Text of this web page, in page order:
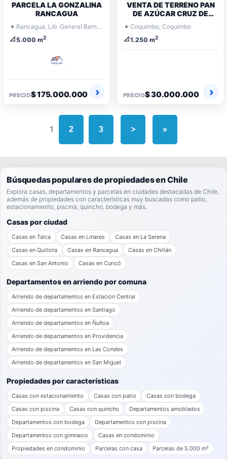
PARCELA LA GONZALINA
RANCAGUA
⌖
Rancagua, Lib. General Bernardo O'Higgins
📐5.000 m2
PRECIO$ 175.000.000
VENTA DE TERRENO PAN
DE AZÚCAR CRUZ DE
CAÑAS
⌖ Coquimbo, Coquimbo
📐1.250 m2
PRECIO$ 30.000.000
1 2 3 > »
Búsquedas populares de propiedades en Chile
Explora casas, departamentos y parcelas en ciudades destacadas de Chile,
además de propiedades con características muy buscadas como patio,
estacionamiento, piscina, quincho, bodega y más.
Casas por ciudad
Casas en Talca Casas en Linares
Casas en La Serena
Casas en Quillota
Casas en Rancagua
Casas en Chillán
Casas en San Antonio
Casas en Curicó
Departamentos en arriendo por comuna
Arriendo de departamentos en Estación Central
Arriendo de departamentos en Santiago
Arriendo de departamentos en Ñuñoa
Arriendo de departamentos en Providencia
Arriendo de departamentos en Las Condes
Arriendo de departamentos en San Miguel
Propiedades por características
Casas con estacionamiento Casas con patio
Casas con bodega
Casas con piscina
Casas con quincho
Departamentos amoblados
Departamentos con bodega
Departamentos con piscina
Departamentos con gimnasio
Casas en condominio
Propiedades en condominio
Parcelas con casa Parcelas de 5.000 m²